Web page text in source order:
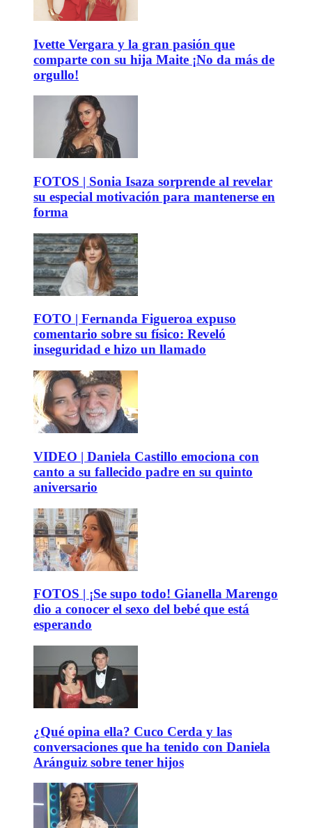
Ivette Vergara y la gran pasión que
comparte con su hija Maite ¡No da más de
orgullo!
FOTOS | Sonia Isaza sorprende al revelar
su especial motivación para mantenerse en
forma
FOTO | Fernanda Figueroa expuso
comentario sobre su físico: Reveló
inseguridad e hizo un llamado
VIDEO | Daniela Castillo emociona con
canto a su fallecido padre en su quinto
aniversario
FOTOS | ¡Se supo todo! Gianella Marengo
dio a conocer el sexo del bebé que está
esperando
¿Qué opina ella? Cuco Cerda y las
conversaciones que ha tenido con Daniela
Aránguiz sobre tener hijos